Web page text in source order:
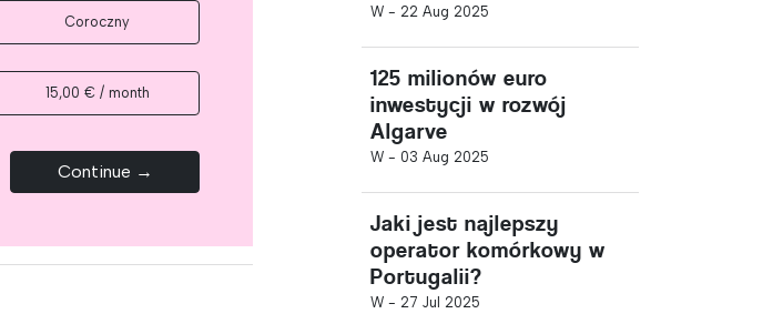
Coroczny
15,00 € / month
Continue →
W - 22 Aug 2025
125 milionów euro
inwestycji w rozwój
Algarve
W - 03 Aug 2025
Jaki jest najlepszy
operator komórkowy w
Portugalii?
W - 27 Jul 2025